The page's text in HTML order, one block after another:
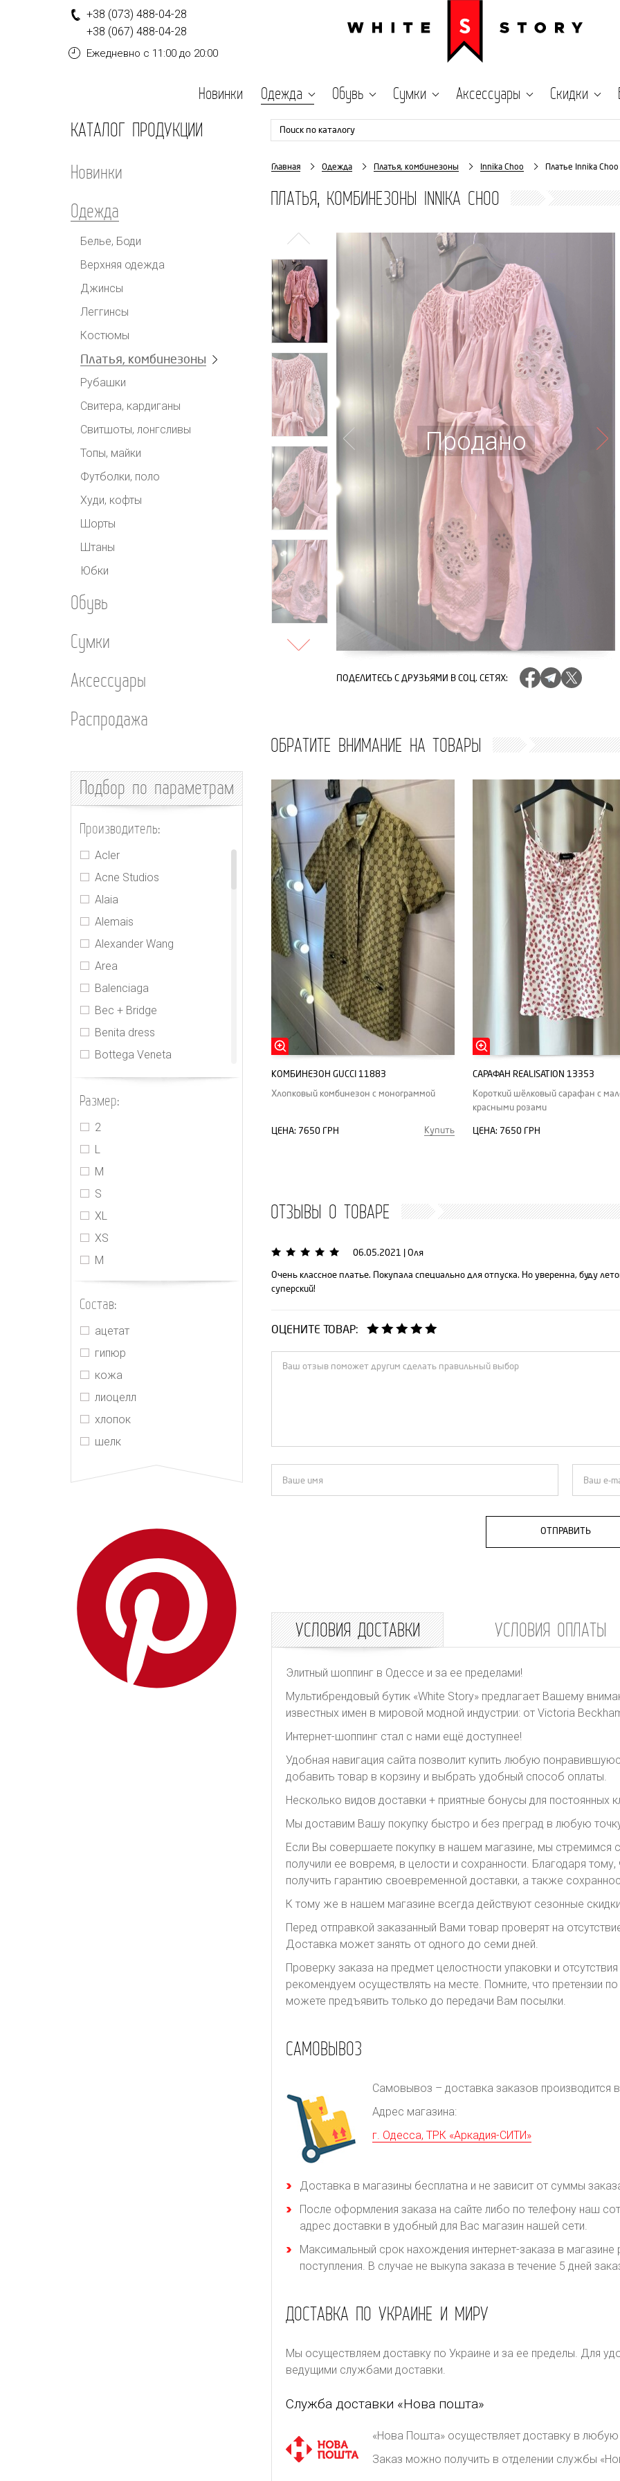
+38 (073) 488-04-28
+38 (067) 488-04-28
Ежедневно с 11:00 до 20:00
Новинки Одежда Обувь Сумки Аксессуары Скидки
КАТАЛОГ ПРОДУКЦИИ
Новинки
Одежда
Белье, Боди
Верхняя одежда
Джинсы
Леггинсы
Костюмы
Платья, комбинезоны
Рубашки
Свитера, кардиганы
Свитшоты, лонгсливы
Топы, майки
Футболки, поло
Худи, кофты
Шорты
Штаны
Юбки
Обувь
Сумки
Аксессуары
Распродажа
Подборпо параметрам
Производитель:
Acler
Acne Studios
Alaia
Alemais
Alexander Wang
Area
Balenciaga
Bec + Bridge
Benita dress
Bottega Veneta
CDR
Cecilie Bahnsen
CHNL
Elie Tahari
Gucci
Houseofcb
Innika Choo
Isabel Marant
Jacquemus
Joslin
Orseund Iris
Realisation
Redpolaris
Reformation
REMAIN Birger
Christensen
Rick Owens
Rixo
Rodarte
Размер:
2
L
M
S
XL
XS
М
Состав:
ацетат
гипюр
кожа
лиоцелл
хлопок
шелк
Поиск по каталогу
Главная Одежда Платья, комбинезоны Innika Choo Платье Innika
ПЛАТЬЯ, КОМБИНЕЗОНЫ INNIKA CHOO
Продано
ПОДЕЛИТЕСЬ С ДРУЗЬЯМИ В СОЦ. СЕТЯХ:
ОБРАТИТЕ ВНИМАНИЕ НА ТОВАРЫ
КОМБИНЕЗОН GUCCI 11883
Хлопковый комбинезон с монограммой
ЦЕНА: 7650 ГРН Купить
САРАФАН REALISATION 13353
Короткий шёлковый сарафан с
красными розами
ЦЕНА: 7650 ГРН
ОТЗЫВЫ О ТОВАРЕ
06.05.2021 Оля
Очень классное платье. Покупала специально для отпуска. Но уверенна, буду
суперский!
ОЦЕНИТЕ ТОВАР:
ОТПРАВИТЬ
УСЛОВИЯ ДОСТАВКИ УСЛОВИЯ ОПЛАТЫ
Элитный шоппинг в Одессе и за ее пределами!
Мультибрендовый бутик «White Story» предлагает Вашему
известных имен в мировой модной индустрии: от Victoria
Интернет-шоппинг стал с нами ещё доступнее!
Удобная навигация сайта позволит купить любую
добавить товар в корзину и выбрать удобный способ оплаты.
Несколько видов доставки + приятные бонусы для постоянных
Мы доставим Вашу покупку быстро и без преград в любую
Если Вы совершаете покупку в нашем магазине, мы стремимся
получили ее вовремя, в целости и сохранности. Благодаря
получить гарантию своевременной доставки, а также
К тому же в нашем магазине всегда действуют сезонные
Перед отправкой заказанный Вами товар проверят на
Доставка может занять от одного до семи дней.
Проверку заказа на предмет целостности упаковки и
рекомендуем осуществлять на месте. Помните, что претензии
можете предъявить только до передачи Вам посылки.
САМОВЫВОЗ
Самовывоз – доставка заказов производится
Адрес магазина:
г. Одесса, ТРК «Аркадия-СИТИ»
Доставка в магазины бесплатна и не зависит от суммы
После оформления заказа на сайте либо по телефону наш
адрес доставки в удобный для Вас магазин нашей сети.
Максимальный срок нахождения интернет-заказа в
поступления. В случае не выкупа заказа в течение 5 дней
ДОСТАВКА ПО УКРАИНЕ И МИРУ
Мы осуществляем доставку по Украине и за ее пределы. Для
ведущими службами доставки.
Служба доставки «Нова пошта»
«Нова Пошта» осуществляет доставку в любую
Заказ можно получить в отделении службы